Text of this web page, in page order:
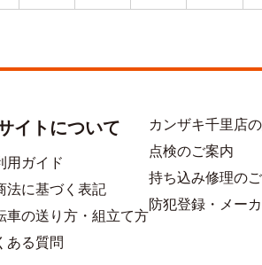
イトについて
用ガイド
法に基づく表記
車の送り方・組立て方
ある質問
カンザキ千里店
点検のご案内
持ち込み修理の
防犯登録・メー